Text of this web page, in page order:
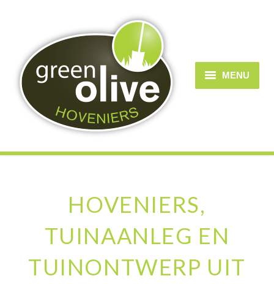
MENU
Home
Projecten/portfolio
Contact
HOVENIERS,
TUINAANLEG EN
TUINONTWERP UIT